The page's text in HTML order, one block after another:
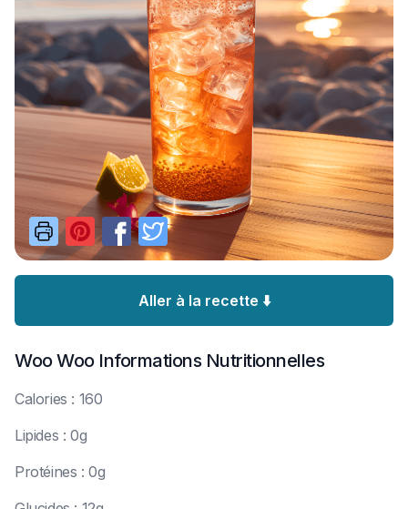
Aller à la recette ⬇️
Woo WooInformations Nutritionnelles
Calories : 160
Lipides : 0g
Protéines : 0g